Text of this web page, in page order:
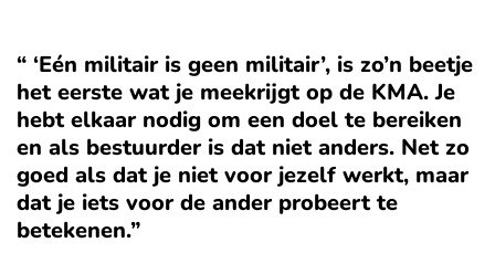
“ ‘Eén militair is geen militair’, is zo’n beetje
het eerste wat je meekrijgt op de KMA. Je
hebt elkaar nodig om een doel te bereiken
en als bestuurder is dat niet anders. Net zo
goed als dat je niet voor jezelf werkt, maar
dat je iets voor de ander probeert te
betekenen.”